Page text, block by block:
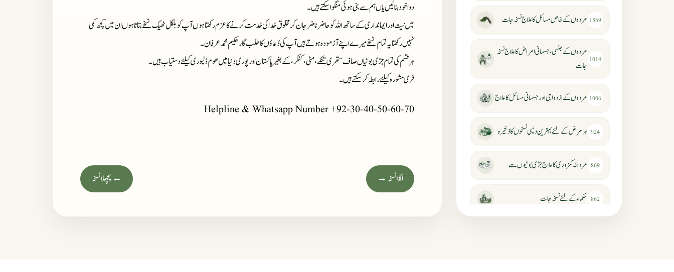
دوا خود بنا لیں یاں ہم سے بنی ہوئی منگوا سکتے ہیں۔
میں نیت اور ایمانداری کے ساتھ اللہ کو حاضر ناضر جان کر مخلوق خدا کی خدمت کرنے کا عزم رکھتا ہوں آپ کو بلکل ٹھیک نسخے بتاتا ہوں ان میں کچھ کمی
نہیں رکھتا یہ تمام نسخے میرے اپنے آزمودہ ہوتے ہیں آپ کی دُعاؤں کا طلب گار حکیم محمد عرفان۔
ہر قسم کی تمام جڑی بوٹیاں صاف ستھری تنکے، مٹی، کنکر، کے بغیر پاکستان اور پوری دنیا میں ھوم ڈلیوری کیلئے دستیاب ہیں ۔
فری مشورہ کیلئے رابطہ کر سکتے ہیں۔
Helpline & Whatsapp Number +92-30-40-50-60-70
← پچھلا نسخہ اگلا نسخہ →
1569 مردوں کے خاص مسائل کا علاج نسخہ جات
1014
مردوں کے جنسی، جسمانی امراض کا علاج نسخہ
جات
1006 مردوں کے ازدواجی اور جسمانی مسائل کا علاج
924 ہر مرض کے لئے بہترین دیسی نسخوں کا ذخیرہ
869 مردانہ کمزوری کا علاج جڑی بوٹیوں سے
862 حکماء کےلئے نسخہ جات